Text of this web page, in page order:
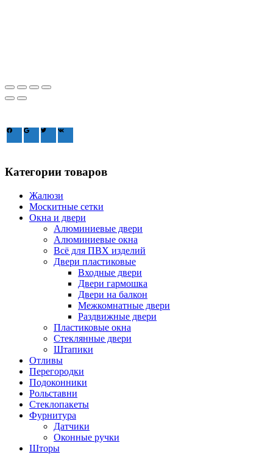
Категории товаров
Жалюзи
Москитные сетки
Окна и двери
Алюминиевые двери
Алюминиевые окна
Всё для ПВХ изделий
Двери пластиковые
Входные двери
Двери гармошка
Двери на балкон
Межкомнатные двери
Раздвижные двери
Пластиковые окна
Стеклянные двери
Штапики
Отливы
Перегородки
Подоконники
Рольставни
Стеклопакеты
Фурнитура
Датчики
Оконные ручки
Шторы